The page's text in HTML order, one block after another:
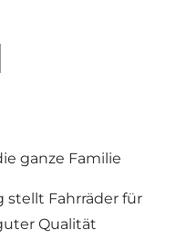
ganze Familie
stellt Fahrräder für
Qualität